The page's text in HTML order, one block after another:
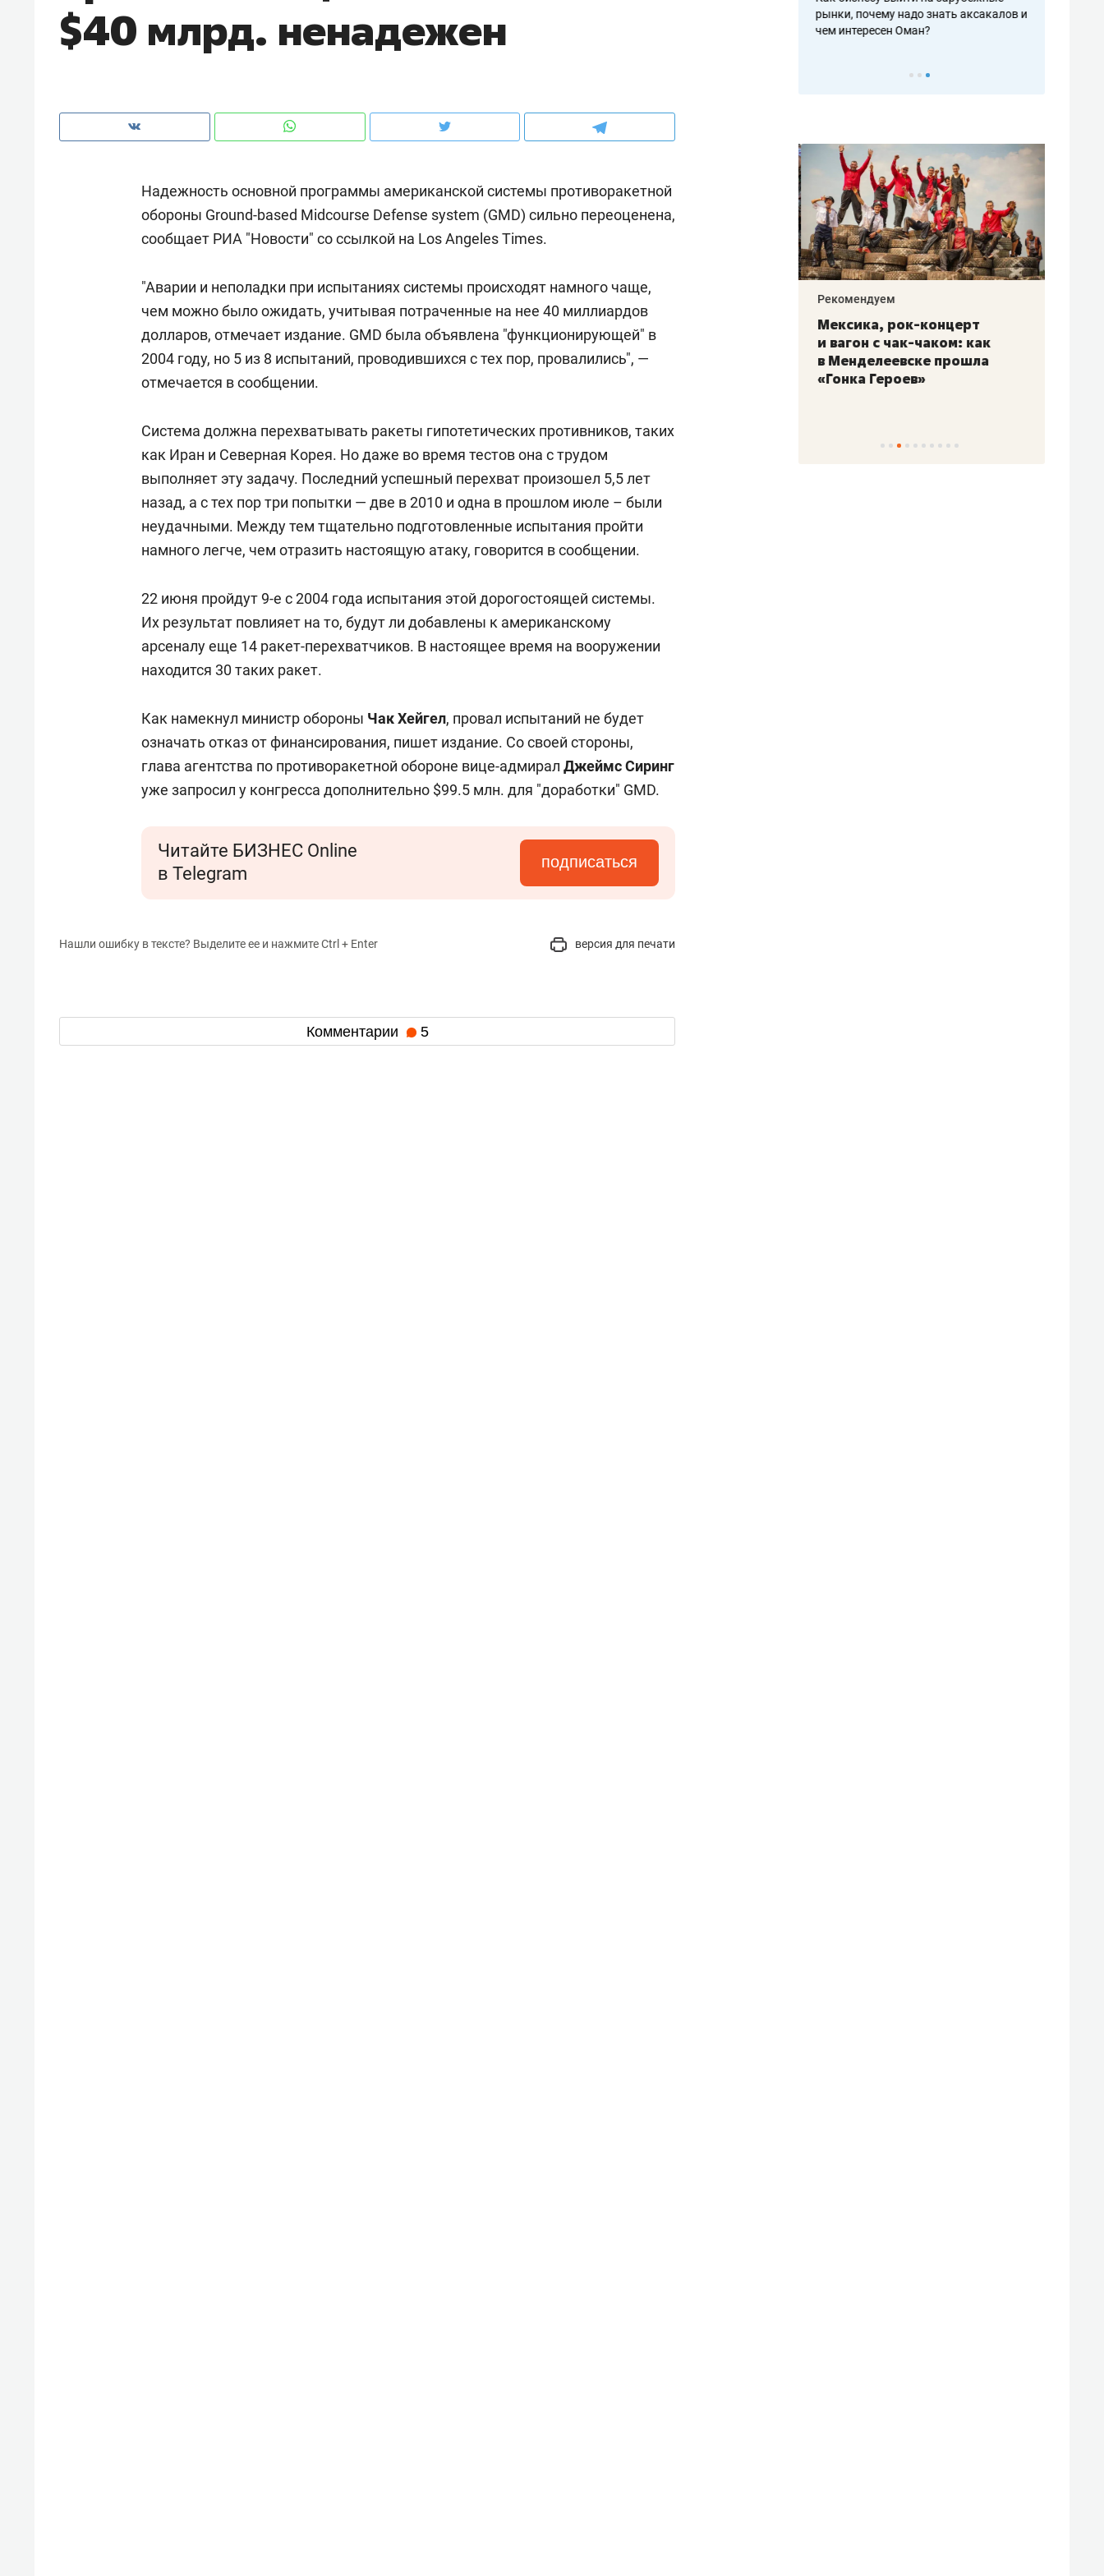
$40 млрд. ненадежен
Надежность основной программы американской системы противоракетной
обороны Ground-based Midcourse Defense system (GMD) сильно переоценена,
сообщает РИА "Новости" со ссылкой на Los Angeles Times.
"Аварии и неполадки при испытаниях системы происходят намного чаще,
чем можно было ожидать, учитывая потраченные на нее 40 миллиардов
долларов, отмечает издание. GMD была объявлена "функционирующей" в
2004 году, но 5 из 8 испытаний, проводившихся с тех пор, провалились", —
отмечается в сообщении.
Система должна перехватывать ракеты гипотетических противников, таких
как Иран и Северная Корея. Но даже во время тестов она с трудом
выполняет эту задачу. Последний успешный перехват произошел 5,5 лет
назад, а с тех пор три попытки — две в 2010 и одна в прошлом июле – были
неудачными. Между тем тщательно подготовленные испытания пройти
намного легче, чем отразить настоящую атаку, говорится в сообщении.
22 июня пройдут 9-е с 2004 года испытания этой дорогостоящей системы.
Их результат повлияет на то, будут ли добавлены к американскому
арсеналу еще 14 ракет-перехватчиков. В настоящее время на вооружении
находится 30 таких ракет.
Как намекнул министр обороны Чак Хейгел, провал испытаний не будет
означать отказ от финансирования, пишет издание. Со своей стороны,
глава агентства по противоракетной обороне вице-адмирал Джеймс Сиринг
уже запросил у конгресса дополнительно $99.5 млн. для "доработки" GMD.
Читайте БИЗНЕС Online
в Telegram
подписаться
Нашли ошибку в тексте? Выделите ее и нажмите Ctrl + Enter версия для печати
Комментарии 5
чем интересен Оман?
клиентах и чудных запросах мастеров
рынки, почему надо знать аксакалов и
чем интересен Оман?
создают оазис жилого
комфорта под Казанью
150 камер до квартиры и Face
ID вместо ключа: какой будет
безопасность в ЖК «Нова»
Рекомендуем
Опыт выживания в дикой
природе, работа
с ментальным и физическим
Рекомендуем
Мексика, рок-концерт
и вагон с чак-чаком: как
в Менделеевске прошла
«Гонка Героев»